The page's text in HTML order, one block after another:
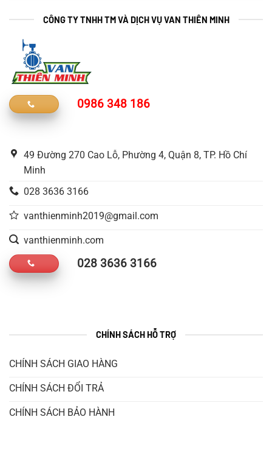
CÔNG TY TNHH TM VÀ DỊCH VỤ VAN THIÊN MINH
0986 348 186
49 Đường 270 Cao Lỗ, Phường 4, Quận 8, TP. Hồ Chí
Minh
028 3636 3166
vanthienminh2019@gmail.com
vanthienminh.com
028 3636 3166
CHÍNH SÁCH HỖ TRỢ
CHÍNH SÁCH GIAO HÀNG
CHÍNH SÁCH ĐỔI TRẢ
CHÍNH SÁCH BẢO HÀNH